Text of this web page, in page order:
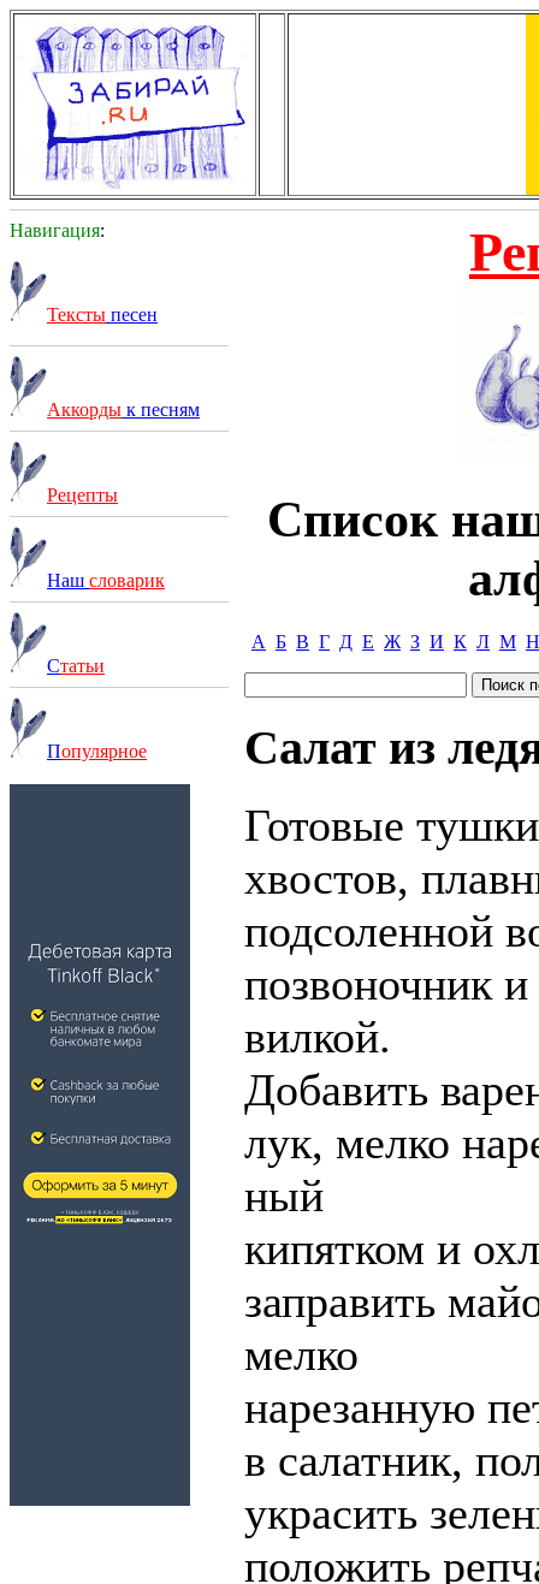
Навигация:
Тексты песен
Аккорды к песням
Рецепты
Наш словарик
Статьи
Популярное
Список
А Б В Г Д Е Ж З И К Л М Н
Салат из
Готовые
хвостов,
подсоленной
позвоночник и
вилкой.
Добавить
лук, мелко
ный
кипятком и
заправить
мелко
нарезанную
в салатник,
украсить
положить